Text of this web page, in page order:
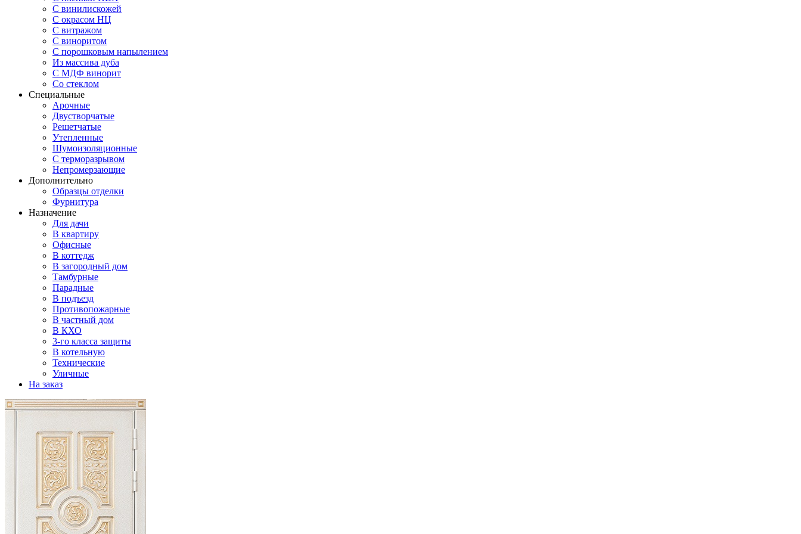
С винилискожей
С окрасом НЦ
С витражом
С виноритом
С порошковым напылением
Из массива дуба
С МДФ винорит
Со стеклом
Специальные
Арочные
Двустворчатые
Решетчатые
Утепленные
Шумоизоляционные
С терморазрывом
Непромерзающие
Дополнительно
Образцы отделки
Фурнитура
Назначение
Для дачи
В квартиру
Офисные
В коттедж
В загородный дом
Тамбурные
Парадные
В подъезд
Противопожарные
В частный дом
В КХО
3-го класса защиты
В котельную
Технические
Уличные
На заказ